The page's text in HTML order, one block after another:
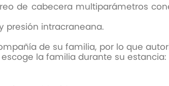
de cabecera multiparámetros
presión intracraneana.
de su familia, por lo que
la familia durante su estancia: